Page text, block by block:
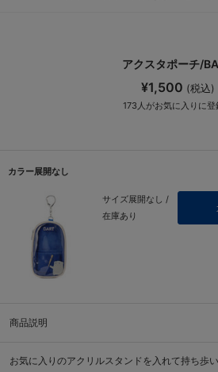
アクスタポーチ/
¥1,500 (税込)
173 人がお気に入りに登
カラー展開なし
サイズ展開なし /
在庫あり
商品説明
お気に入りのアクリルスタンドを入れて持ち歩